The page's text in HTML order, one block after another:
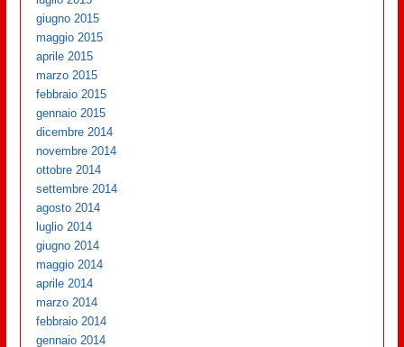
giugno 2015
maggio 2015
aprile 2015
marzo 2015
febbraio 2015
gennaio 2015
dicembre 2014
novembre 2014
ottobre 2014
settembre 2014
agosto 2014
luglio 2014
giugno 2014
maggio 2014
aprile 2014
marzo 2014
febbraio 2014
gennaio 2014